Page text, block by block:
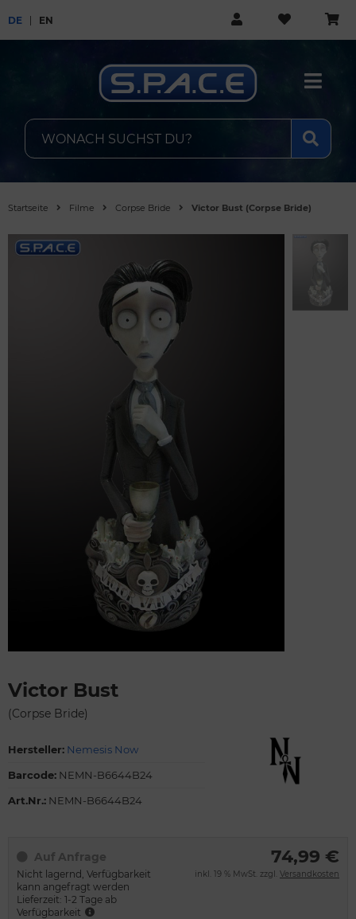
DE EN
Startseite Filme Corpse Bride Victor Bust (Corpse Bride)
Victor Bust
(Corpse Bride)
Hersteller: Nemesis Now
Barcode: NEMN-B6644B24
Art.Nr.: NEMN-B6644B24
Auf Anfrage
Nicht lagernd, Verfügbarkeit
kann angefragt werden
Lieferzeit: 1-2 Tage ab
Verfügbarkeit
74,99 €
inkl. 19 % MwSt. zzgl. Versandkosten